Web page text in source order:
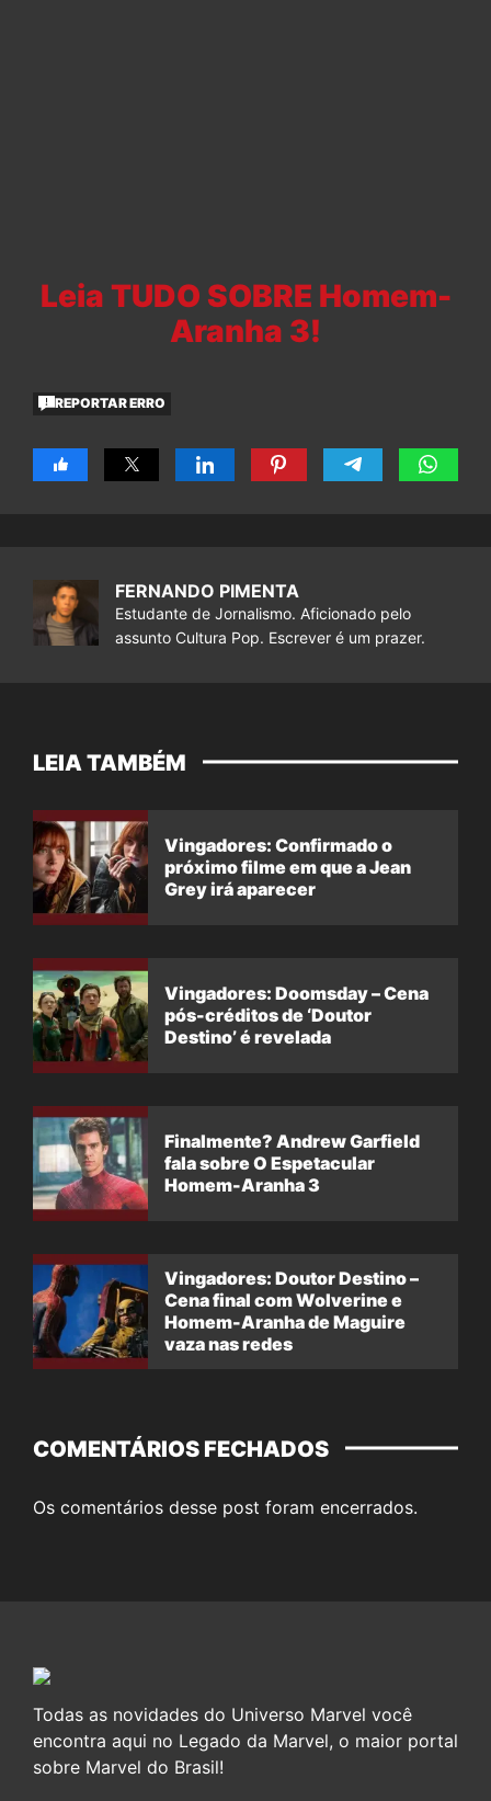
Leia TUDO SOBRE Homem-
Aranha 3!
REPORTAR ERRO
FERNANDO PIMENTA
Estudante de Jornalismo. Aficionado pelo
assunto Cultura Pop. Escrever é um prazer.
LEIA TAMBÉM
Vingadores: Confirmado o
próximo filme em que a Jean
Grey irá aparecer
Vingadores: Doomsday – Cena
pós-créditos de ‘Doutor
Destino’ é revelada
Finalmente? Andrew Garfield
fala sobre O Espetacular
Homem-Aranha 3
Vingadores: Doutor Destino –
Cena final com Wolverine e
Homem-Aranha de Maguire
vaza nas redes
COMENTÁRIOS FECHADOS
Os comentários desse post foram encerrados.
Todas as novidades do Universo Marvel você
encontra aqui no Legado da Marvel, o maior portal
sobre Marvel do Brasil!